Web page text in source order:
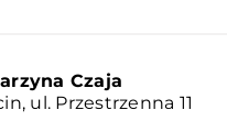
Czaja
ul. Przestrzenna 11